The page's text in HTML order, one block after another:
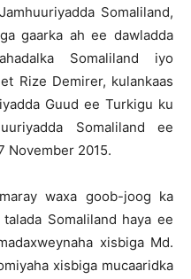
Somaliland,
gaarka ah ee dawladda
Somaliland iyo
Rize Demirer, kulankaas
Guud ee Turkigu ku
Somaliland ee
November 2015.
waxa goob-joog ka
Somaliland haya ee
xisbiga Md.
xisbiga mucaaridka